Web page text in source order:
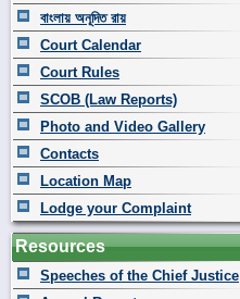
বাংলায় অনূদিত রায়
Court Calendar
Court Rules
SCOB (Law Reports)
Photo and Video Gallery
Contacts
Location Map
Lodge your Complaint
Resources
Speeches of the Chief Justice